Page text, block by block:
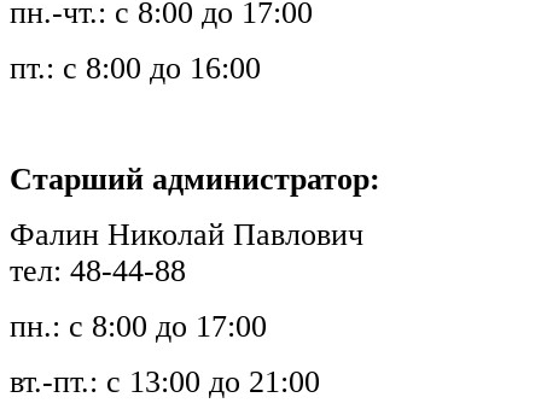
пн.-чт.: с 8:00 до 17:00
пт.: с 8:00 до 16:00
Старший администратор:
Фалин Николай Павлович
тел: 48-44-88
пн.: с 8:00 до 17:00
вт.-пт.: с 13:00 до 21:00